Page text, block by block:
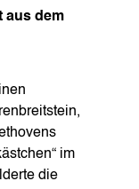
aus dem
im
die